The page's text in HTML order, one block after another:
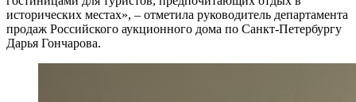
исторических местах», – отметила руководитель департамента
продаж Российского аукционного дома по Санкт-Петербургу
Дарья Гончарова.